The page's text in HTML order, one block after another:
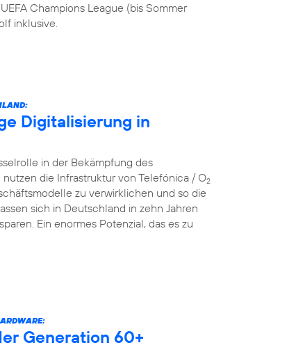
Champions League (bis Sommer
inklusive.
Digitalisierung in
in der Bekämpfung des
die Infrastruktur von Telefónica / O2
zu verwirklichen und so die
sich in Deutschland in zehn Jahren
Ein enormes Potenzial, das es zu
Generation 60+